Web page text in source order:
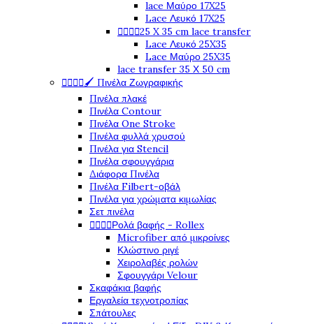
lace Μαύρο 17X25
Lace Λευκό 17X25
25 X 35 cm lace transfer
Lace Λευκό 25X35
Lace Μαύρο 25X35
lace transfer 35 Χ 50 cm
🖌️ Πινέλα Ζωγραφικής
Πινέλα πλακέ
Πινέλα Contour
Πινέλα One Stroke
Πινέλα φυλλά χρυσού
Πινέλα για Stencil
Πινέλα σφουγγάρια
Διάφορα Πινέλα
Πινέλα Filbert-οβάλ
Πινέλα για χρώματα κιμωλίας
Σετ πινέλα
Ρολά βαφής - Rollex
Microfiber από μικροίνες
Κλώστινο ριγέ
Χειρολαβές ρολών
Σφουγγάρι Velour
Σκαφάκια βαφής
Εργαλεία τεχνοτροπίας
Σπάτουλες